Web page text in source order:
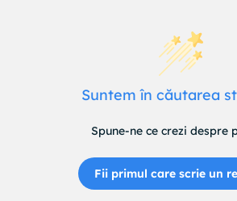
Suntem în căutarea
Spune-ne ce crezi despre
Fii primul care scrie un